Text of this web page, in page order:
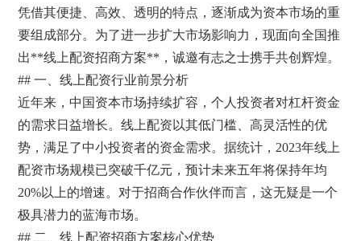
凭借其便捷、高效、透明的特点，逐渐成为资本市场的重
要组成部分。为了进一步扩大市场影响力，现面向全国推
出**线上配资招商方案**，诚邀有志之士携手共创辉煌。
## 一、线上配资行业前景分析
近年来，中国资本市场持续扩容，个人投资者对杠杆资金
的需求日益增长。线上配资以其低门槛、高灵活性的优
势，满足了中小投资者的资金需求。据统计，2023年线上
配资市场规模已突破千亿元，预计未来五年将保持年均
20%以上的增速。对于招商合作伙伴而言，这无疑是一个
极具潜力的蓝海市场。
## 二、线上配资招商方案核心优势